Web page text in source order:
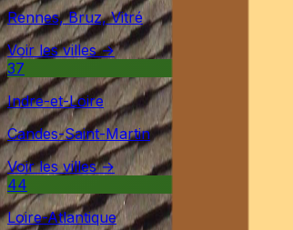
Rennes, Bruz, Vitré
Voir les villes →
37
Indre-et-Loire
Candes-Saint-Martin
Voir les villes →
44
Loire-Atlantique